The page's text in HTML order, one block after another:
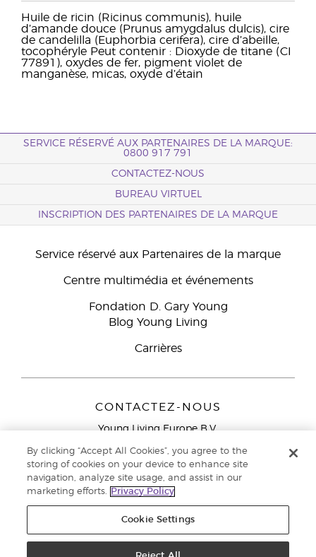
Huile de ricin (Ricinus communis), huile
d’amande douce (Prunus amygdalus dulcis), cire
de candelilla (Euphorbia cerifera), cire d’abeille,
tocophéryle Peut contenir : Dioxyde de titane (CI
77891), oxydes de fer, pigment violet de
manganèse, micas, oxyde d’étain
SERVICE RÉSERVÉ AUX PARTENAIRES DE LA MARQUE:
0800 917 791
CONTACTEZ-NOUS
BUREAU VIRTUEL
INSCRIPTION DES PARTENAIRES DE LA MARQUE
Service réservé aux Partenaires de la marque
Centre multimédia et événements
Fondation D. Gary Young
Blog Young Living
Carrières
CONTACTEZ-NOUS
Young Living Europe B.V.
9727 AJ Groningen
Service réservé aux Partenaires de la marque
791
By clicking “Accept All Cookies”, you agree to the
storing of cookies on your device to enhance site
navigation, analyze site usage, and assist in our
marketing efforts.
Privacy Policy
Cookie Settings